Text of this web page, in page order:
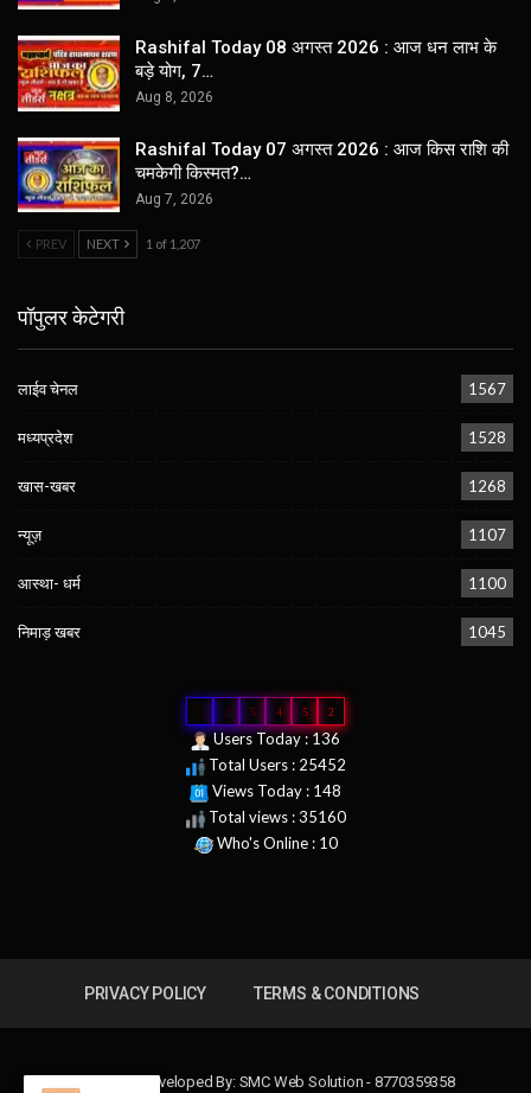
Rashifal Today 08 अगस्त 2026 : आज धन लाभ के
बड़े योग, 7…
Aug 8, 2026
Rashifal Today 07 अगस्त 2026 : आज किस राशि की
चमकेगी किस्मत?…
Aug 7, 2026
PREV NEXT 1 of 1,207
पॉपुलर केटेगरी
लाईव चेनल 1567
मध्यप्रदेश 1528
खास-खबर 1268
न्यूज़ 1107
आस्था- धर्म 1100
निमाड़ खबर 1045
2 5 4 5 2
Users Today : 136
Total Users : 25452
Views Today : 148
Total views : 35160
Who's Online : 10
PRIVACY POLICY TERMS & CONDITIONS
Design & Developed By: SMC Web Solution - 8770359358